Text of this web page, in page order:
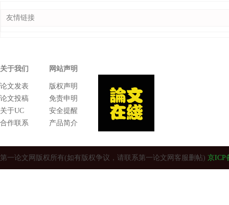
友情链接
网站声明
版权声明
免责申明
安全提醒
产品简介
关于我们
论文发表
论文投稿
关于UC
合作联系
第一论文网版权所有(如有版权争议，请联系第一论文网客服删帖) 京ICP